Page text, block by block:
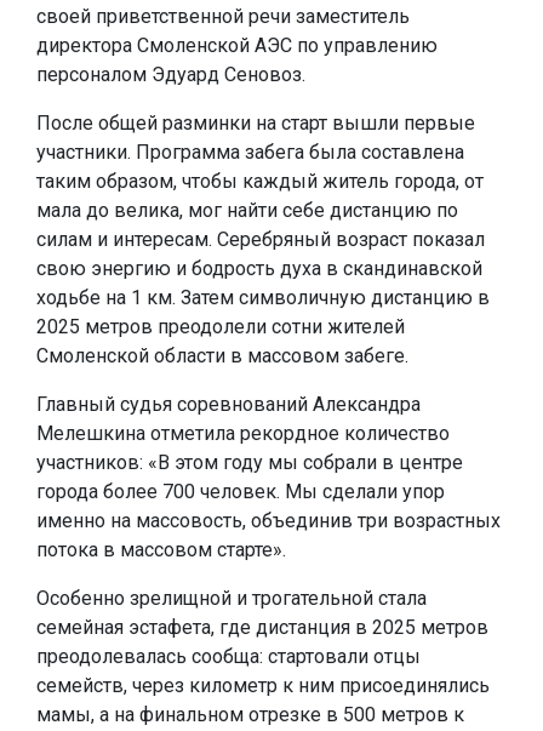
своей приветственной речи заместитель
директора Смоленской АЭС по управлению
персоналом Эдуард Сеновоз.
После общей разминки на старт вышли первые
участники. Программа забега была составлена
таким образом, чтобы каждый житель города, от
мала до велика, мог найти себе дистанцию по
силам и интересам. Серебряный возраст показал
свою энергию и бодрость духа в скандинавской
ходьбе на 1 км. Затем символичную дистанцию в
2025 метров преодолели сотни жителей
Смоленской области в массовом забеге.
Главный судья соревнований Александра
Мелешкина отметила рекордное количество
участников: «В этом году мы собрали в центре
города более 700 человек. Мы сделали упор
именно на массовость, объединив три возрастных
потока в массовом старте».
Особенно зрелищной и трогательной стала
семейная эстафета, где дистанция в 2025 метров
преодолевалась сообща: стартовали отцы
семейств, через километр к ним присоединялись
мамы, а на финальном отрезке в 500 метров к